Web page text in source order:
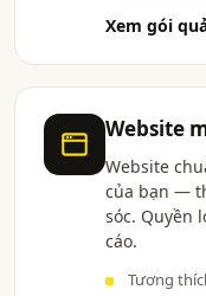
Xem gói
Website
Website
của bạn —
sóc. Quyền
cáo.
Tương